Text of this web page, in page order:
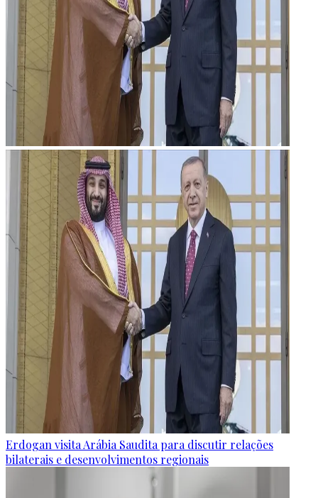
Erdogan visita Arábia Saudita para discutir relações
bilaterais e desenvolvimentos regionais